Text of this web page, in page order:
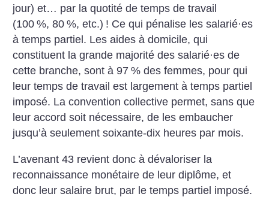
jour) et… par la quotité de temps de travail
(100 %, 80 %, etc.) ! Ce qui pénalise les salarié·es
à temps partiel. Les aides à domicile, qui
constituent la grande majorité des salarié·es de
cette branche, sont à 97 % des femmes, pour qui
leur temps de travail est largement à temps partiel
imposé. La convention collective permet, sans que
leur accord soit nécessaire, de les embaucher
jusqu’à seulement soixante-dix heures par mois.
L’avenant 43 revient donc à dévaloriser la
reconnaissance monétaire de leur diplôme, et
donc leur salaire brut, par le temps partiel imposé.